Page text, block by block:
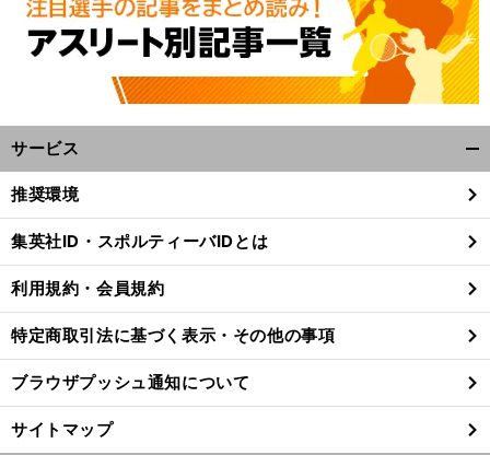
20
サービス
閉
る
推奨環境
集英社ID・スポルティーバIDとは
利用規約・会員規約
特定商取引法に基づく表示・その他の事項
ブラウザプッシュ通知について
サイトマップ